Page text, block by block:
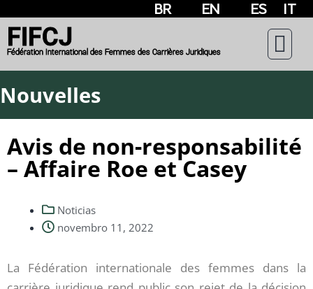
BR EN ES IT
FIFCJ
Fédération International des Femmes des Carrières Juridiques
Nouvelles
Avis de non-responsabilité
– Affaire Roe et Casey
Noticias
novembro 11, 2022
La Fédération internationale des femmes dans la